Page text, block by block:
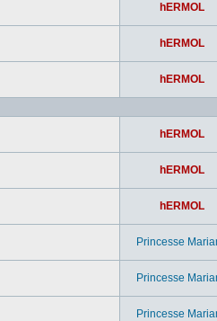
hERMOL
hERMOL
hERMOL
hERMOL
hERMOL
hERMOL
Princesse
Princesse
Princesse